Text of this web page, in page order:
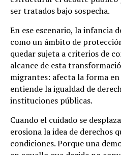
ser tratados bajo sospecha.
En ese escenario, la infancia
como un ámbito de
quedar sujeta a criterios de
alcance de esta
migrantes: afecta la forma en
entiende la igualdad de
instituciones públicas.
Cuando el cuidado se
erosiona la idea de derechos
condiciones. Porque una